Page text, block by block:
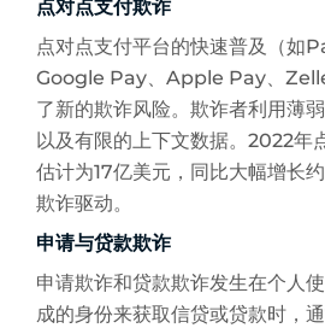
点对点支付欺诈
点对点支付平台的快速普及（如
Google Pay、Apple Pay、
了新的欺诈风险。欺诈者利用薄
以及有限的上下文数据。2022年
估计为17亿美元，同比大幅增长
欺诈驱动。
申请与贷款欺诈
申请欺诈和贷款欺诈发生在个人
成的身份来获取信贷或贷款时，